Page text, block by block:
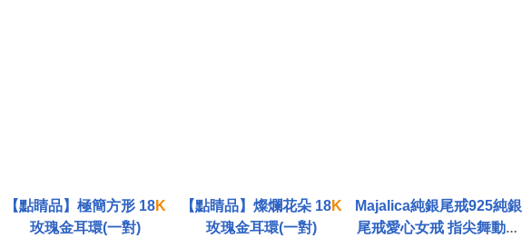
【點睛品】極簡方形 18K
玫瑰金耳環(一對)
【點睛品】燦爛花朵 18K
玫瑰金耳環(一對)
Majalica純銀尾戒925純銀
尾戒愛心女戒 指尖舞動系